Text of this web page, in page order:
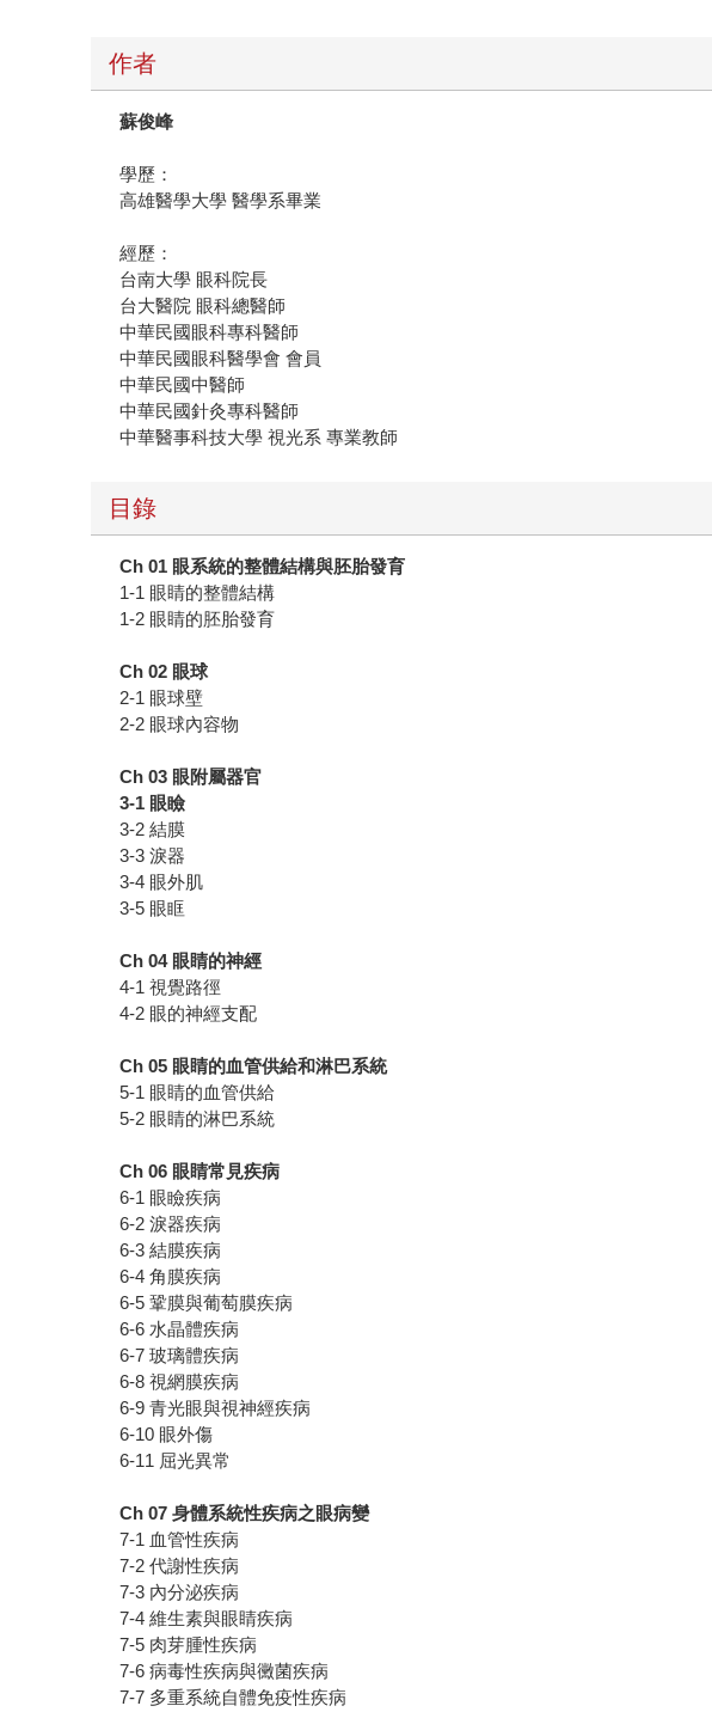
作者
蘇俊峰
學歷：
高雄醫學大學 醫學系畢業
經歷：
台南大學 眼科院長
台大醫院 眼科總醫師
中華民國眼科專科醫師
中華民國眼科醫學會 會員
中華民國中醫師
中華民國針灸專科醫師
中華醫事科技大學 視光系 專業教師
目錄
Ch 01 眼系統的整體結構與胚胎發育
1-1 眼睛的整體結構
1-2 眼睛的胚胎發育
Ch 02 眼球
2-1 眼球壁
2-2 眼球內容物
Ch 03 眼附屬器官
3-1 眼瞼
3-2 結膜
3-3 淚器
3-4 眼外肌
3-5 眼眶
Ch 04 眼睛的神經
4-1 視覺路徑
4-2 眼的神經支配
Ch 05 眼睛的血管供給和淋巴系統
5-1 眼睛的血管供給
5-2 眼睛的淋巴系統
Ch 06 眼睛常見疾病
6-1 眼瞼疾病
6-2 淚器疾病
6-3 結膜疾病
6-4 角膜疾病
6-5 鞏膜與葡萄膜疾病
6-6 水晶體疾病
6-7 玻璃體疾病
6-8 視網膜疾病
6-9 青光眼與視神經疾病
6-10 眼外傷
6-11 屈光異常
Ch 07身體系統性疾病之眼病變
7-1 血管性疾病
7-2 代謝性疾病
7-3 內分泌疾病
7-4 維生素與眼睛疾病
7-5 肉芽腫性疾病
7-6 病毒性疾病與黴菌疾病
7-7 多重系統自體免疫性疾病